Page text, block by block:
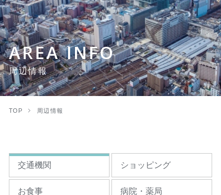
AREA INFO
周辺情報
TOP 周辺情報
交通機関 ショッピング
お食事 病院・薬局